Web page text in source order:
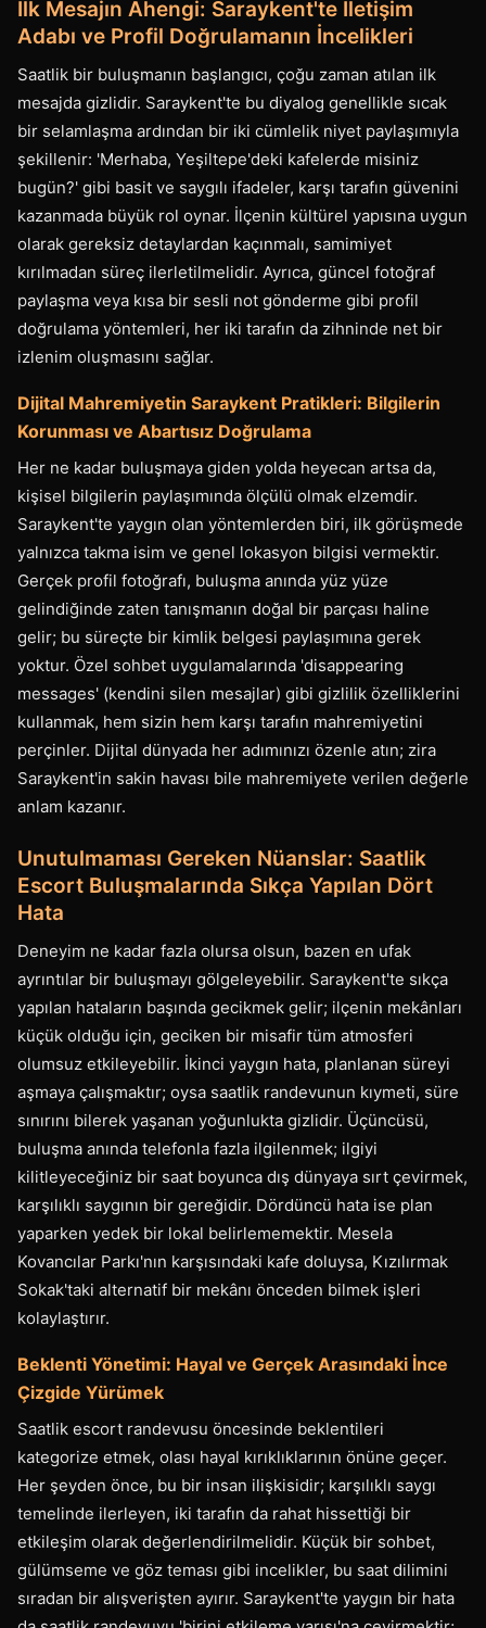
İlk Mesajın Ahengi: Saraykent'te İletişim
Adabı ve Profil Doğrulamanın İncelikleri
Saatlik bir buluşmanın başlangıcı, çoğu zaman atılan ilk
mesajda gizlidir. Saraykent'te bu diyalog genellikle sıcak
bir selamlaşma ardından bir iki cümlelik niyet paylaşımıyla
şekillenir: 'Merhaba, Yeşiltepe'deki kafelerde misiniz
bugün?' gibi basit ve saygılı ifadeler, karşı tarafın güvenini
kazanmada büyük rol oynar. İlçenin kültürel yapısına uygun
olarak gereksiz detaylardan kaçınmalı, samimiyet
kırılmadan süreç ilerletilmelidir. Ayrıca, güncel fotoğraf
paylaşma veya kısa bir sesli not gönderme gibi profil
doğrulama yöntemleri, her iki tarafın da zihninde net bir
izlenim oluşmasını sağlar.
Dijital Mahremiyetin Saraykent Pratikleri: Bilgilerin
Korunması ve Abartısız Doğrulama
Her ne kadar buluşmaya giden yolda heyecan artsa da,
kişisel bilgilerin paylaşımında ölçülü olmak elzemdir.
Saraykent'te yaygın olan yöntemlerden biri, ilk görüşmede
yalnızca takma isim ve genel lokasyon bilgisi vermektir.
Gerçek profil fotoğrafı, buluşma anında yüz yüze
gelindiğinde zaten tanışmanın doğal bir parçası haline
gelir; bu süreçte bir kimlik belgesi paylaşımına gerek
yoktur. Özel sohbet uygulamalarında 'disappearing
messages' (kendini silen mesajlar) gibi gizlilik özelliklerini
kullanmak, hem sizin hem karşı tarafın mahremiyetini
perçinler. Dijital dünyada her adımınızı özenle atın; zira
Saraykent'in sakin havası bile mahremiyete verilen değerle
anlam kazanır.
Unutulmaması Gereken Nüanslar: Saatlik
Escort Buluşmalarında Sıkça Yapılan Dört
Hata
Deneyim ne kadar fazla olursa olsun, bazen en ufak
ayrıntılar bir buluşmayı gölgeleyebilir. Saraykent'te sıkça
yapılan hataların başında gecikmek gelir; ilçenin mekânları
küçük olduğu için, geciken bir misafir tüm atmosferi
olumsuz etkileyebilir. İkinci yaygın hata, planlanan süreyi
aşmaya çalışmaktır; oysa saatlik randevunun kıymeti, süre
sınırını bilerek yaşanan yoğunlukta gizlidir. Üçüncüsü,
buluşma anında telefonla fazla ilgilenmek; ilgiyi
kilitleyeceğiniz bir saat boyunca dış dünyaya sırt çevirmek,
karşılıklı saygının bir gereğidir. Dördüncü hata ise plan
yaparken yedek bir lokal belirlememektir. Mesela
Kovancılar Parkı'nın karşısındaki kafe doluysa, Kızılırmak
Sokak'taki alternatif bir mekânı önceden bilmek işleri
kolaylaştırır.
Beklenti Yönetimi: Hayal ve Gerçek Arasındaki İnce
Çizgide Yürümek
Saatlik escort randevusu öncesinde beklentileri
kategorize etmek, olası hayal kırıklıklarının önüne geçer.
Her şeyden önce, bu bir insan ilişkisidir; karşılıklı saygı
temelinde ilerleyen, iki tarafın da rahat hissettiği bir
etkileşim olarak değerlendirilmelidir. Küçük bir sohbet,
gülümseme ve göz teması gibi incelikler, bu saat dilimini
sıradan bir alışverişten ayırır. Saraykent'te yaygın bir hata